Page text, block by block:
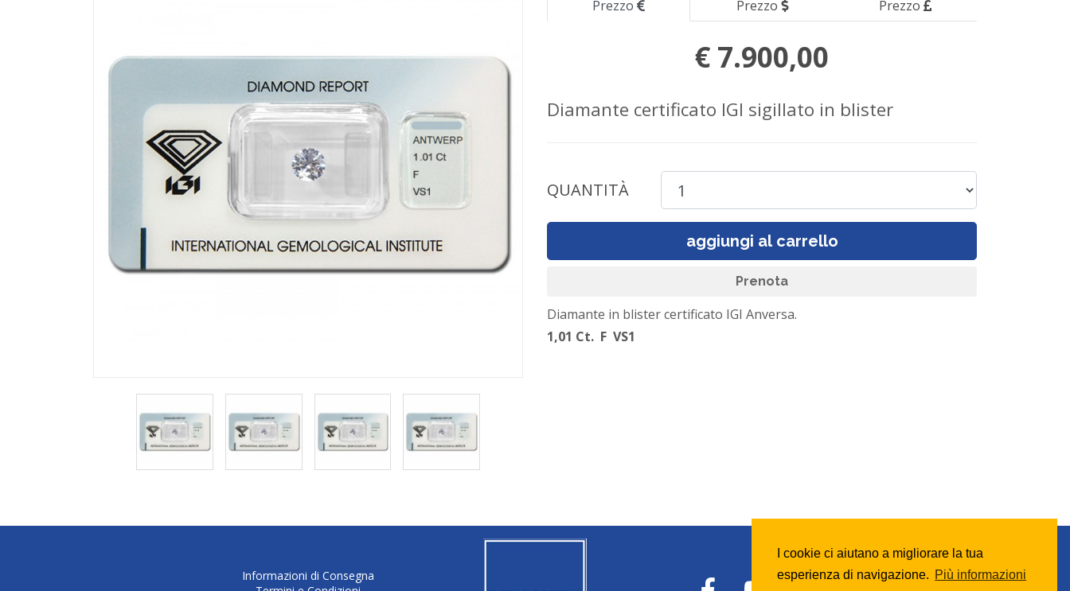
I cookie ci aiutano a migliorare la tua
esperienza di navigazione. Più informazioni
Prezzo Prezzo Prezzo
€ 7.900,00
Diamante certificato IGI sigillato in blister
QUANTITÀ
aggiungi al carrello
Prenota
Diamante in blister certificato IGI Anversa.
1,01 Ct. F VS1
Informazioni di Consegna